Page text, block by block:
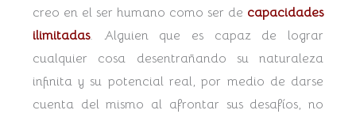
creo en el ser humano como ser de capacidades
ilimitadas. Alguien que es capaz de lograr
cualquier cosa desentrañando su naturaleza
infinita y su potencial real, por medio de darse
cuenta del mismo al afrontar sus desafíos, no